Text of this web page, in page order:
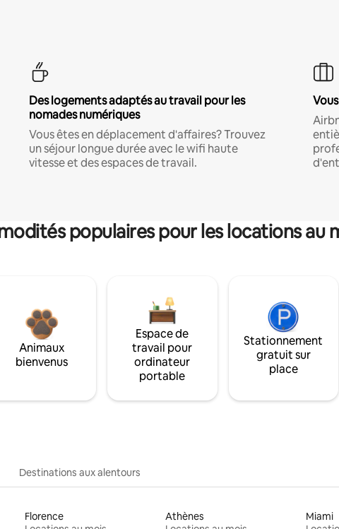
Des logements adaptés au travail pour les
nomades numériques
Vous êtes en déplacement d'affaires? Trouvez
un séjour longue durée avec le wifi haute
vitesse et des espaces de travail.
populaires pour les locations au
Animaux
bienvenus
Espace de
travail pour
ordinateur
portable
Stationnement
gratuit sur
place
Destinations aux alentours
Florence
Athènes
Miami